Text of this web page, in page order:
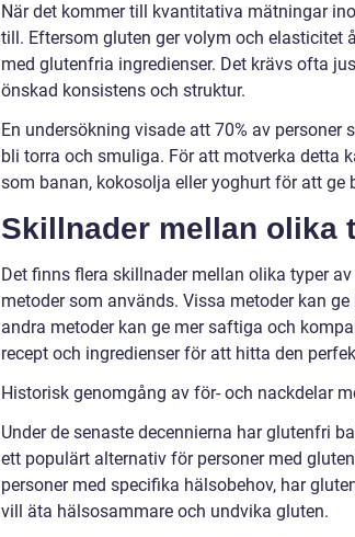
När det kommer till kvantitativa mätningar
till. Eftersom gluten ger volym och elasticitet
med glutenfria ingredienser. Det krävs ofta
önskad konsistens och struktur.
En undersökning visade att 70% av
bli torra och smuliga. För att motverka detta
som banan, kokosolja eller yoghurt för att ge
Skillnader mellan olika
Det finns flera skillnader mellan olika typer
metoder som används. Vissa metoder kan
andra metoder kan ge mer saftiga och
recept och ingredienser för att hitta den
Historisk genomgång av för- och nackdelar
Under de senaste decennierna har glutenfri
ett populärt alternativ för personer med
personer med specifika hälsobehov, har
vill äta hälsosammare och undvika gluten.